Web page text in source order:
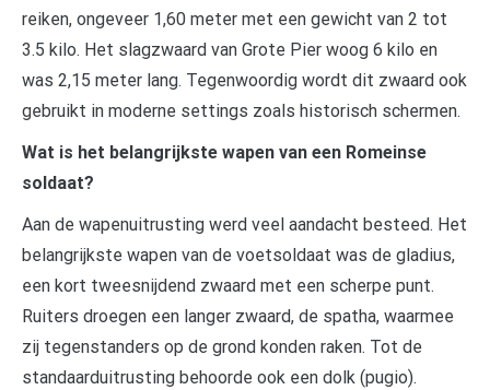
reiken, ongeveer 1,60 meter met een gewicht van 2 tot
3.5 kilo. Het slagzwaard van Grote Pier woog 6 kilo en
was 2,15 meter lang. Tegenwoordig wordt dit zwaard ook
gebruikt in moderne settings zoals historisch schermen.
Wat is het belangrijkste wapen van een Romeinse
soldaat?
Aan de wapenuitrusting werd veel aandacht besteed. Het
belangrijkste wapen van de voetsoldaat was de gladius,
een kort tweesnijdend zwaard met een scherpe punt.
Ruiters droegen een langer zwaard, de spatha, waarmee
zij tegenstanders op de grond konden raken. Tot de
standaarduitrusting behoorde ook een dolk (pugio).